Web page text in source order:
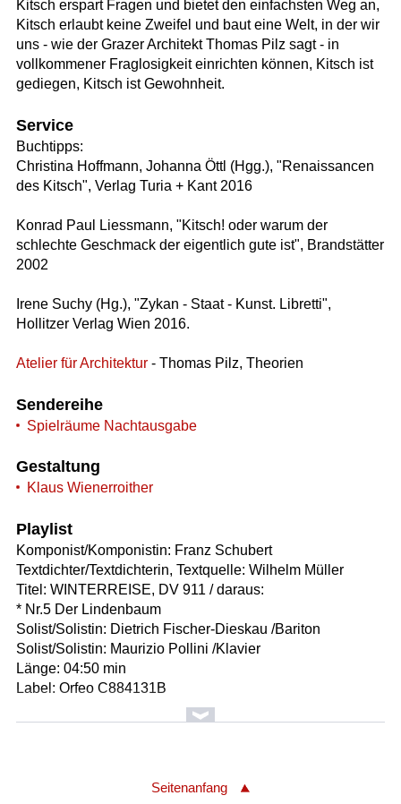
Kitsch erspart Fragen und bietet den einfachsten Weg an,
Kitsch erlaubt keine Zweifel und baut eine Welt, in der wir
uns - wie der Grazer Architekt Thomas Pilz sagt - in
vollkommener Fraglosigkeit einrichten können, Kitsch ist
gediegen, Kitsch ist Gewohnheit.
Service
Buchtipps:
Christina Hoffmann, Johanna Öttl (Hgg.), "Renaissancen
des Kitsch", Verlag Turia + Kant 2016
Konrad Paul Liessmann, "Kitsch! oder warum der
schlechte Geschmack der eigentlich gute ist", Brandstätter
2002
Irene Suchy (Hg.), "Zykan - Staat - Kunst. Libretti",
Hollitzer Verlag Wien 2016.
Atelier für Architektur- Thomas Pilz, Theorien
Sendereihe
Spielräume Nachtausgabe
Gestaltung
Klaus Wienerroither
Playlist
Komponist/Komponistin: Franz Schubert
Textdichter/Textdichterin, Textquelle: Wilhelm Müller
Titel: WINTERREISE, DV 911 / daraus:
* Nr.5 Der Lindenbaum
Solist/Solistin: Dietrich Fischer-Dieskau /Bariton
Solist/Solistin: Maurizio Pollini /Klavier
Länge: 04:50 min
Label: Orfeo C884131B
Komponist/Komponistin: Franz Schubert/1797 - 1828
Textdichter/Textdichterin, Textquelle: Wilhelm Müller/1794
Seitenanfang